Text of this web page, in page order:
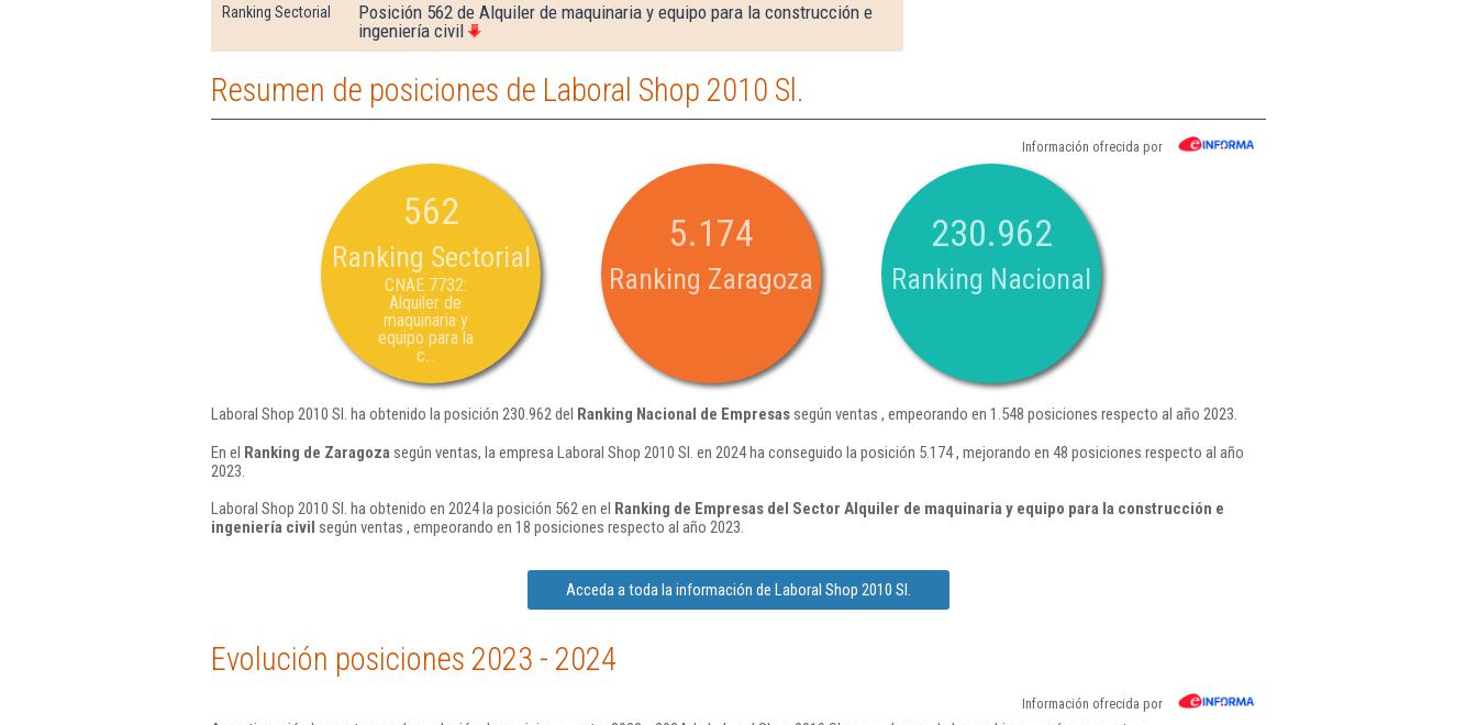
Ranking Sectorial
Posición 562 de Alquiler de maquinaria y equipo para la construcción e
ingeniería civil
Resumen de posiciones de Laboral Shop 2010 Sl.
Información ofrecida por
562
Ranking Sectorial
CNAE 7732:
Alquiler de
maquinaria y
equipo para la
c...
5.174
Ranking Zaragoza
230.962
Ranking Nacional
Laboral Shop 2010 Sl. ha obtenido la posición 230.962 del Ranking Nacional de Empresassegún ventas , empeorando en 1.548 posiciones respecto al año 2023.
En el Ranking de Zaragoza según ventas, la empresa Laboral Shop 2010 Sl. en 2024 ha conseguido la posición 5.174 , mejorando en 48 posiciones respecto al año
2023.
Laboral Shop 2010 Sl. ha obtenido en 2024 la posición 562 en el Ranking de Empresas del Sector Alquiler de maquinaria y equipo para la construcción e
ingeniería civil según ventas , empeorando en 18 posiciones respecto al año 2023.
Acceda a toda la información de Laboral Shop 2010 Sl.
Evolución posiciones 2023 - 2024
Información ofrecida por